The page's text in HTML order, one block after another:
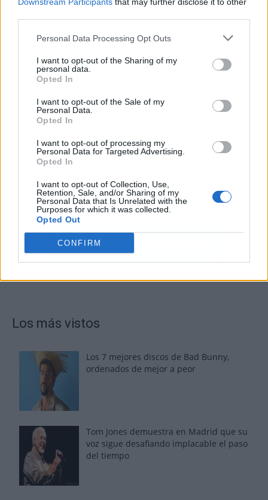
Personal Data Processing Opt Outs
I want to opt-out of the Sharing of my
personal data.
Opted In
I want to opt-out of the Sale of my
Personal Data.
Opted In
I want to opt-out of processing my
Personal Data for Targeted Advertising.
Opted In
I want to opt-out of Collection, Use,
Retention, Sale, and/or Sharing of my
Personal Data that Is Unrelated with the
Purposes for which it was collected.
Opted Out
CONFIRM
Publicidad
Los más vistos
Los 7 mejores discos de Bad Bunny,
ordenados de mejor a peor
Tom Jones demuestra en Madrid que su
voz sigue desafiando implacable el paso
del tiempo